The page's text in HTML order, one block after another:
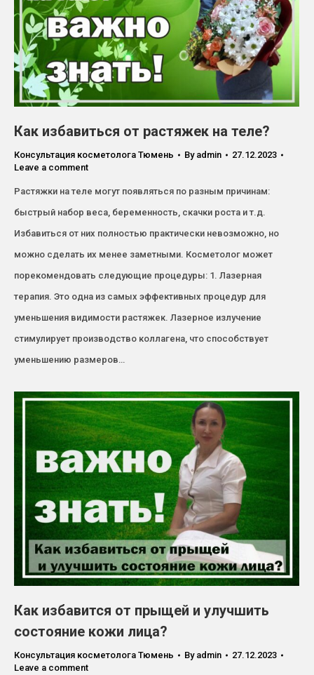
Как избавиться от растяжек на теле?
Консультация косметолога Тюмень By admin
27.12.2023
Leave a comment
Растяжки на теле могут появляться по разным причинам:
быстрый набор веса, беременность, скачки роста и т.д.
Избавиться от них полностью практически невозможно, но
можно сделать их менее заметными. Косметолог может
порекомендовать следующие процедуры: 1. Лазерная
терапия. Это одна из самых эффективных процедур для
уменьшения видимости растяжек. Лазерное излучение
стимулирует производство коллагена, что способствует
уменьшению размеров…
Как избавится от прыщей и улучшить
состояние кожи лица?
Консультация косметолога Тюмень By admin
27.12.2023
Leave a comment